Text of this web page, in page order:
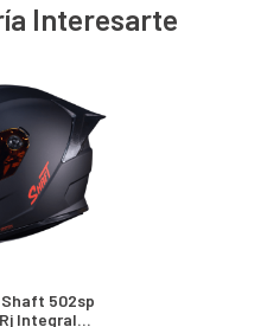
Interesarte
502sp
Integral